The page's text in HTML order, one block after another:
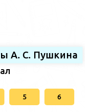
А. С. Пушкина
5 6